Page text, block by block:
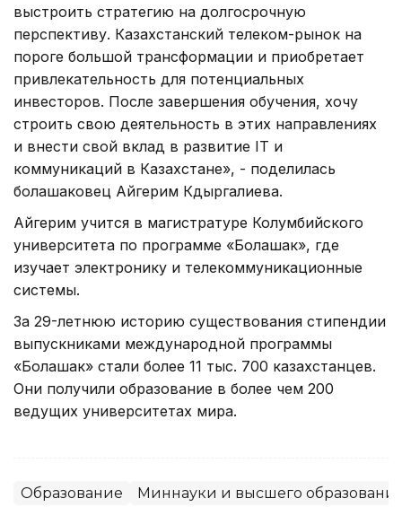
выстроить стратегию на долгосрочную
перспективу. Казахстанский телеком-рынок на
пороге большой трансформации и приобретает
привлекательность для потенциальных
инвесторов. После завершения обучения, хочу
строить свою деятельность в этих направлениях
и внести свой вклад в развитие IT и
коммуникаций в Казахстане», - поделилась
болашаковец Айгерим Кдыргалиева.
Айгерим учится в магистратуре Колумбийского
университета по программе «Болашак», где
изучает электронику и телекоммуникационные
системы.
За 29-летнюю историю существования стипендии
выпускниками международной программы
«Болашак» стали более 11 тыс. 700 казахстанцев.
Они получили образование в более чем 200
ведущих университетах мира.
Образование Миннауки и высшего